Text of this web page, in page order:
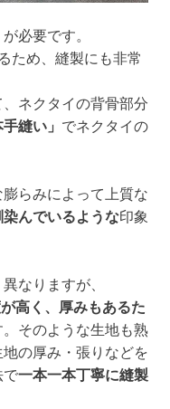
必要です。
ため、縫製にも非常
、ネクタイの背骨部分
縫い」 でネクタイの
膨らみによって上質な
んでいるような印象
なりますが、
高く、厚みもあるた
。そのような生地も熟
の厚み・張りなどを
で一本一本丁寧に縫製